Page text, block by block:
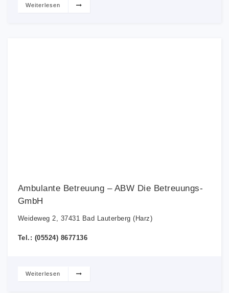
Weiterlesen
Ambulante Betreuung – ABW Die Betreuungs-
GmbH
Weideweg 2, 37431 Bad Lauterberg (Harz)
Tel.: (05524) 8677136
Weiterlesen